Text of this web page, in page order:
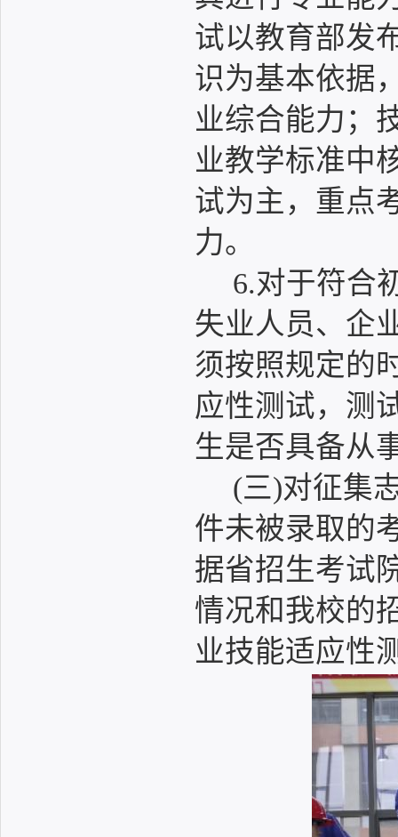
试以教育部发
识为基本依据
业综合能力；
业教学标准中
试为主，重点
力。
6.对于符合
失业人员、企
须按照规定的
应性测试，测
生是否具备从
(三)对征集
件未被录取的
据省招生考试
情况和我校的
业技能适应性